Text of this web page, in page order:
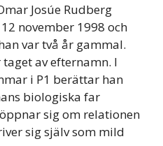
Josúe Rudberg
november 1998 och
var två år gammal.
av efternamn. I
i P1 berättar han
biologiska far
sig om relationen
sig själv som mild